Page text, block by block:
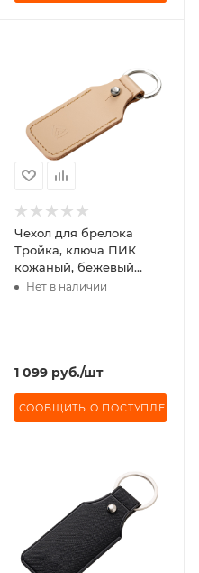
Чехол для брелока
Тройка, ключа ПИК
кожаный, бежевый
гладкий, светлая нить
Нет в наличии
1 099руб./шт
СООБЩИТЬ О ПОСТУПЛЕНИИ